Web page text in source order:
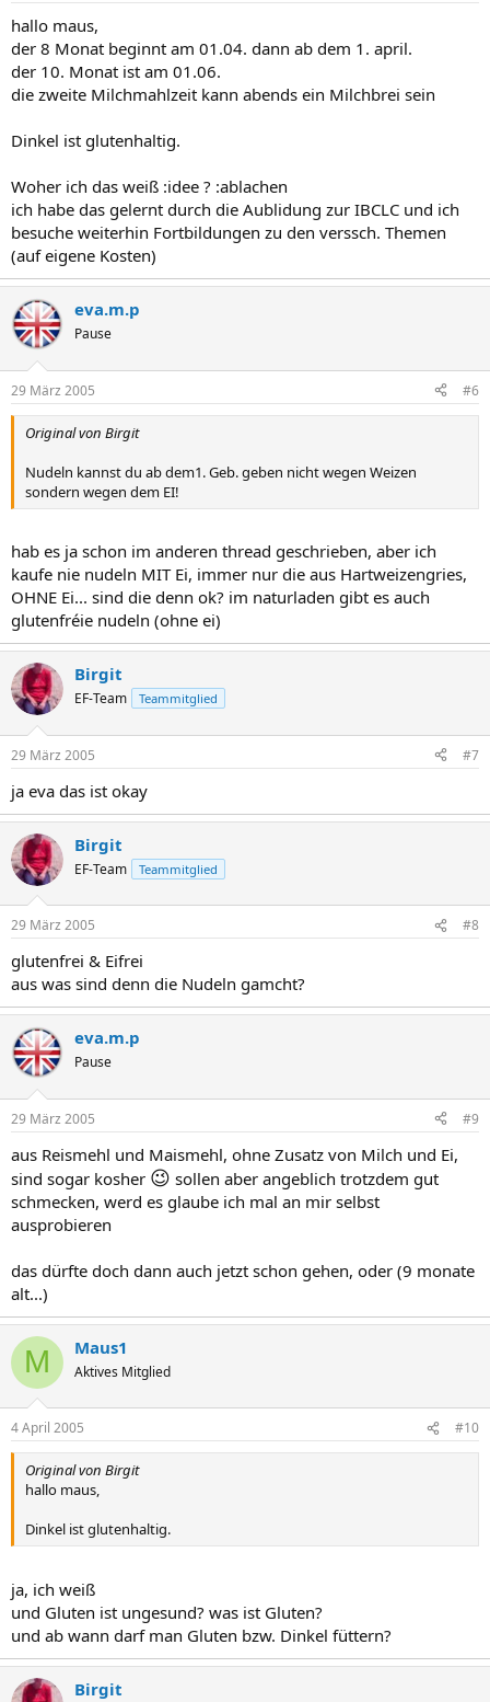
hallo maus,
der 8 Monat beginnt am 01.04. dann ab dem 1. april.
der 10. Monat ist am 01.06.
die zweite Milchmahlzeit kann abends ein Milchbrei sein
Dinkel ist glutenhaltig.
Woher ich das weiß :idee ? :ablachen
ich habe das gelernt durch die Aublidung zur IBCLC und ich
besuche weiterhin Fortbildungen zu den verssch. Themen
(auf eigene Kosten)
eva.m.p
Pause
29 März 2005 #6
Original von Birgit
Nudeln kannst du ab dem1. Geb. geben nicht wegen Weizen
sondern wegen dem EI!
hab es ja schon im anderen thread geschrieben, aber ich
kaufe nie nudeln MIT Ei, immer nur die aus Hartweizengries,
OHNE Ei... sind die denn ok? im naturladen gibt es auch
glutenfréie nudeln (ohne ei)
Birgit
EF-Team Teammitglied
29 März 2005 #7
ja eva das ist okay
Birgit
EF-Team Teammitglied
29 März 2005 #8
glutenfrei & Eifrei
aus was sind denn die Nudeln gamcht?
eva.m.p
Pause
29 März 2005 #9
aus Reismehl und Maismehl, ohne Zusatz von Milch und Ei,
sind sogar kosher 😉 sollen aber angeblich trotzdem gut
schmecken, werd es glaube ich mal an mir selbst
ausprobieren
das dürfte doch dann auch jetzt schon gehen, oder (9 monate
alt...)
M Maus1
Aktives Mitglied
4 April 2005 #10
Original von Birgit
hallo maus,
Dinkel ist glutenhaltig.
ja, ich weiß
und Gluten ist ungesund? was ist Gluten?
und ab wann darf man Gluten bzw. Dinkel füttern?
Birgit